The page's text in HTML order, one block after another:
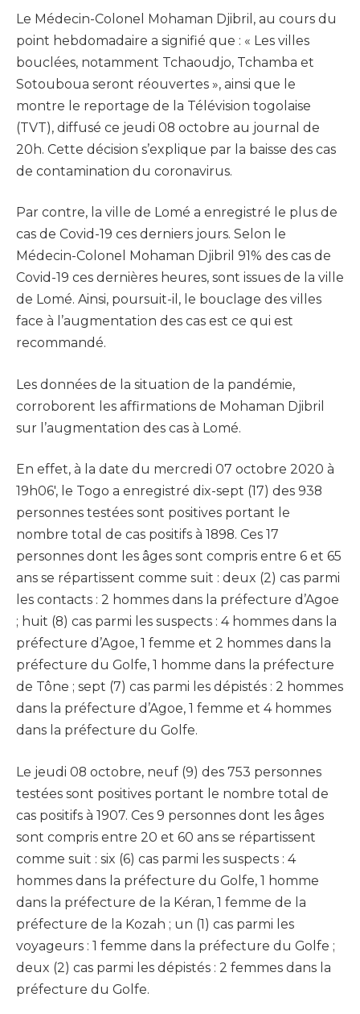
Le Médecin-Colonel Mohaman Djibril, au cours du
point hebdomadaire a signifié que : « Les villes
bouclées, notamment Tchaoudjo, Tchamba et
Sotouboua seront réouvertes », ainsi que le
montre le reportage de la Télévision togolaise
(TVT), diffusé ce jeudi 08 octobre au journal de
20h. Cette décision s’explique par la baisse des cas
de contamination du coronavirus.
Par contre, la ville de Lomé a enregistré le plus de
cas de Covid-19 ces derniers jours. Selon le
Médecin-Colonel Mohaman Djibril 91% des cas de
Covid-19 ces dernières heures, sont issues de la ville
de Lomé. Ainsi, poursuit-il, le bouclage des villes
face à l’augmentation des cas est ce qui est
recommandé.
Les données de la situation de la pandémie,
corroborent les affirmations de Mohaman Djibril
sur l’augmentation des cas à Lomé.
En effet, à la date du mercredi 07 octobre 2020 à
19h06′, le Togo a enregistré dix-sept (17) des 938
personnes testées sont positives portant le
nombre total de cas positifs à 1898. Ces 17
personnes dont les âges sont compris entre 6 et 65
ans se répartissent comme suit : deux (2) cas parmi
les contacts : 2 hommes dans la préfecture d’Agoe
; huit (8) cas parmi les suspects : 4 hommes dans la
préfecture d’Agoe, 1 femme et 2 hommes dans la
préfecture du Golfe, 1 homme dans la préfecture
de Tône ; sept (7) cas parmi les dépistés : 2 hommes
dans la préfecture d’Agoe, 1 femme et 4 hommes
dans la préfecture du Golfe.
Le jeudi 08 octobre, neuf (9) des 753 personnes
testées sont positives portant le nombre total de
cas positifs à 1907. Ces 9 personnes dont les âges
sont compris entre 20 et 60 ans se répartissent
comme suit : six (6) cas parmi les suspects : 4
hommes dans la préfecture du Golfe, 1 homme
dans la préfecture de la Kéran, 1 femme de la
préfecture de la Kozah ; un (1) cas parmi les
voyageurs : 1 femme dans la préfecture du Golfe ;
deux (2) cas parmi les dépistés : 2 femmes dans la
préfecture du Golfe.